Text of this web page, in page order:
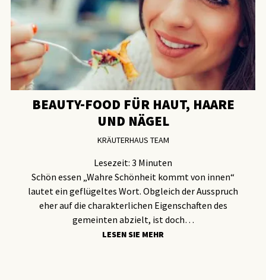
BEAUTY-FOOD FÜR HAUT, HAARE
UND NÄGEL
KRÄUTERHAUS TEAM
Lesezeit: 3 Minuten
Schön essen „Wahre Schönheit kommt von innen“
lautet ein geflügeltes Wort. Obgleich der Ausspruch
eher auf die charakterlichen Eigenschaften des
gemeinten abzielt, ist doch…
LESEN SIE MEHR